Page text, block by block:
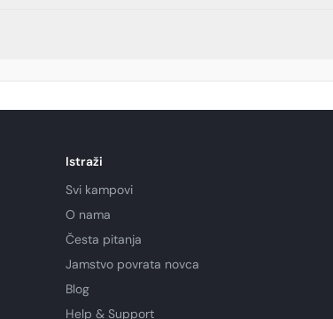
Istraži
Svi kampovi
O nama
Česta pitanja
Jamstvo povrata novca
Blog
Help & Support